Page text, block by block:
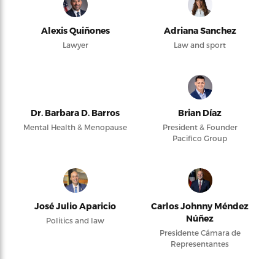
Alexis Quiñones
Lawyer
Adriana Sanchez
Law and sport
Dr. Barbara D. Barros
Mental Health & Menopause
Brian Díaz
President & Founder
Pacifico Group
José Julio Aparicio
Politics and law
Carlos Johnny Méndez
Núñez
Presidente Cámara de
Representantes